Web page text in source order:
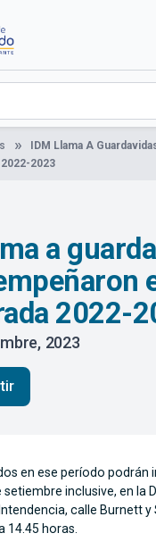
IDM Llama A
2022-2023
a
2022-
2023
en ese período podrán
inclusive, en la
calle Burnett y
14.45 horas.